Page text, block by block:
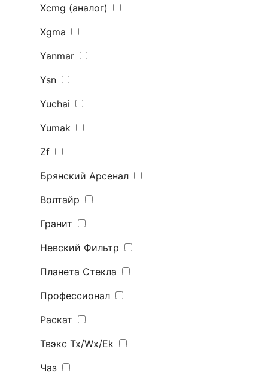
Xcmg (аналог)
Xgma
Yanmar
Ysn
Yuchai
Yumak
Zf
Брянский Арсенал
Волтайр
Гранит
Невский Фильтр
Планета Стекла
Профессионал
Раскат
Твэкс Tx/Wx/Ek
Чаз